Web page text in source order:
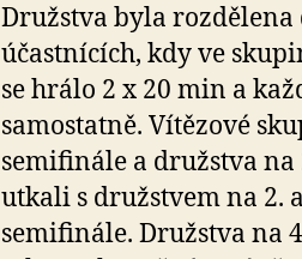
Družstva byla rozdělena
účastnících, kdy ve
se hrálo 2 x 20 min a
samostatně. Vítězové
semifinále a družstva na
utkali s družstvem na 2.
semifinále. Družstva na